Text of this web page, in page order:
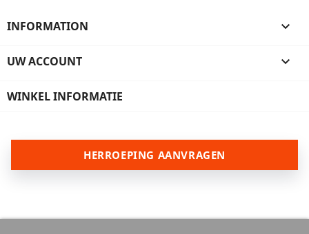
INFORMATION 
UW ACCOUNT 
WINKEL INFORMATIE
HERROEPING AANVRAGEN